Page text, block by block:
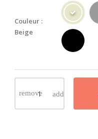
Couleur :
Beige